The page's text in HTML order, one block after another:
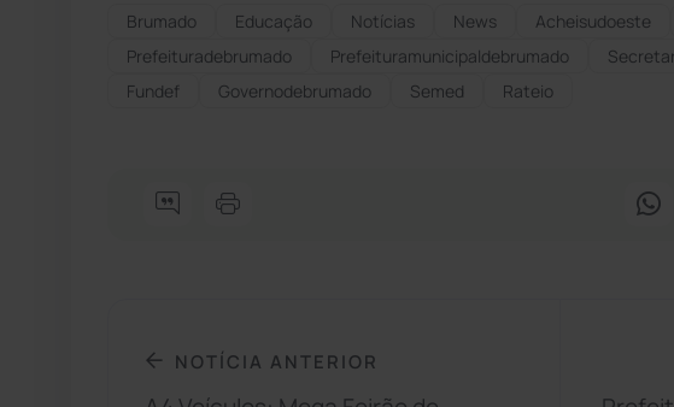
Brumado Educação Notícias News Acheisudoeste
Prefeituradebrumado
Prefeituramunicipaldebrumado
Fundef
Governodebrumado Semed Rateio
NOTÍCIA ANTERIOR